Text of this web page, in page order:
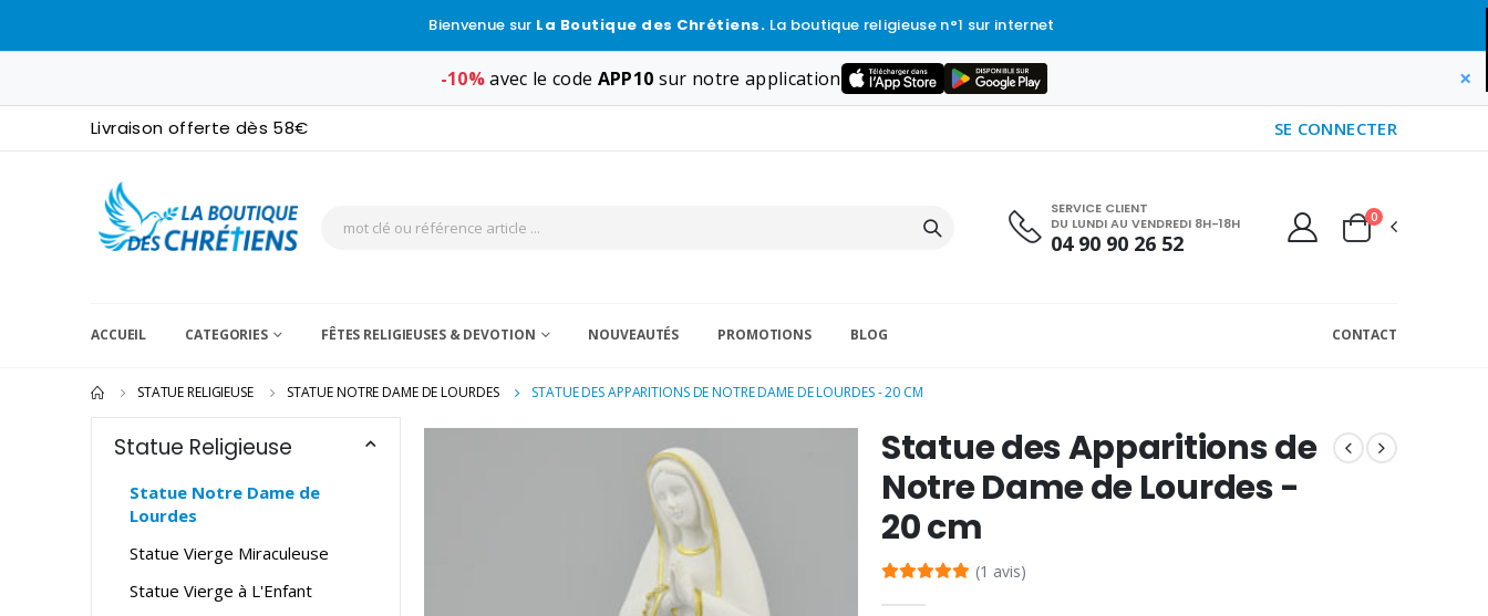
Bienvenue sur La Boutique des Chrétiens. La boutique religieuse n°1 sur internet
-10%avec le code APP10 sur notre application ×
Livraison offerte dès 58€ SE CONNECTER
SERVICE CLIENT
DU LUNDI AU VENDREDI 8H-18H
04 90 90 26 52
0
ACCUEIL CATEGORIES FÊTES RELIGIEUSES & DEVOTION NOUVEAUTÉS PROMOTIONS BLOG CONTACT
STATUE RELIGIEUSE STATUE NOTRE DAME DE LOURDES STATUE DES APPARITIONS DE NOTRE DAME DE LOURDES - 20 CM
Statue Religieuse
Statue Notre Dame de
Lourdes
Statue Vierge Miraculeuse
Statue Vierge à L'Enfant
Statue des Apparitions de
Notre Dame de Lourdes -
20 cm
(1 avis)